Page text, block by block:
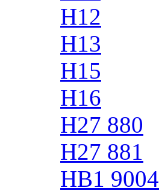
H12
H13
H15
H16
H27 880
H27 881
HB1 9004